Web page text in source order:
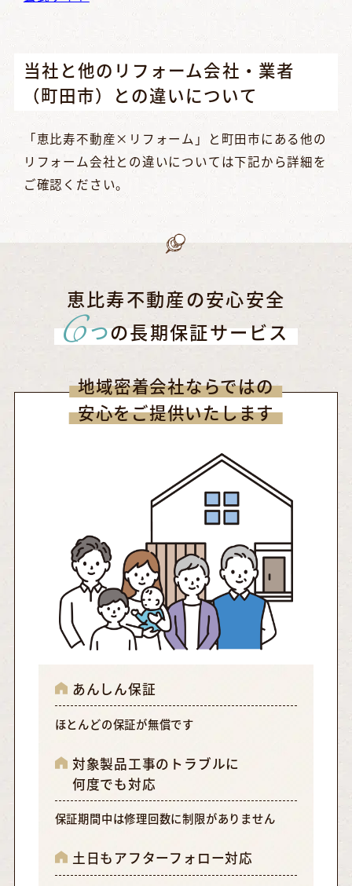
当社と他のリフォーム会社・業者
（町田市）との違いについて
「恵比寿不動産×リフォーム」と町田市にある他の
リフォーム会社との違いについては下記から詳細を
ご確認ください。
恵比寿不動産の安心安全
6つの長期保証サービス
地域密着会社ならではの
安心をご提供いたします
あんしん保証
ほとんどの保証が無償です
対象製品工事のトラブルに
何度でも対応
保証期間中は修理回数に制限がありません
土日もアフターフォロー対応